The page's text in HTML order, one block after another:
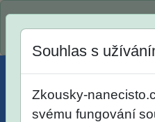
Souhlas s
Zkousky-
svému fungování